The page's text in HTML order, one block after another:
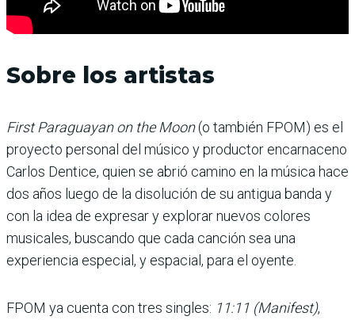
Sobre los artistas
First Paraguayan on the Moon(o también FPOM) es el
proyecto personal del músico y productor encarnaceno
Carlos Dentice, quien se abrió camino en la música hace
dos años luego de la disolución de su antigua banda y
con la idea de expresar y explorar nuevos colores
musicales, buscando que cada canción sea una
experiencia especial, y espacial, para el oyente.
FPOM ya cuenta con tres singles: 11:11 (Manifest),